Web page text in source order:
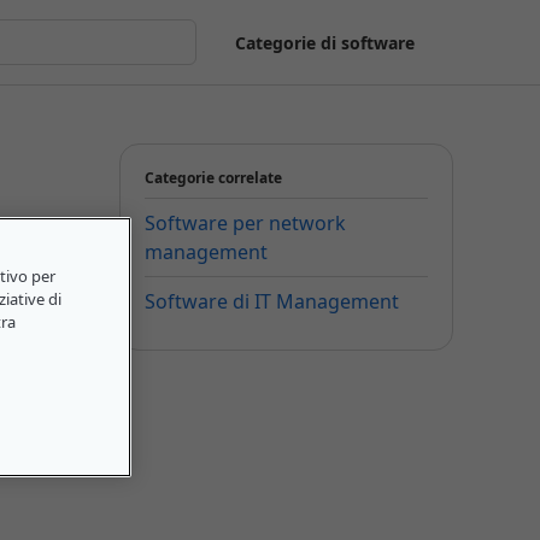
Categorie di software
Categorie correlate
Software per network
management
Software di IT Management
per
di